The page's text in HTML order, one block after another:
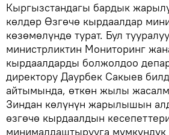
Кыргызстандагы бардык
көлдөр Өзгөчө кырдаалдар
көзөмөлүндө турат. Бул
министрликтин Мониторинг
кырдаалдарды болжолдоо
директору Даурбек Сакыев
айтымында, өткөн жылы
Зиндан көлүнүн жарылышын
өзгөчө кырдаалдын
минималдаштырууга